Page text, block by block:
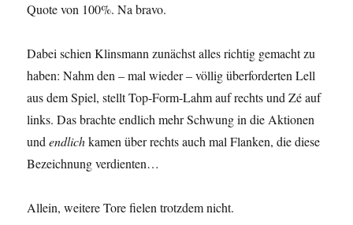
Quote von 100%. Na bravo.
Dabei schien Klinsmann zunächst alles richtig gemacht zu
haben: Nahm den – mal wieder – völlig überforderten Lell
aus dem Spiel, stellt Top-Form-Lahm auf rechts und Zé auf
links. Das brachte endlich mehr Schwung in die Aktionen
undendlichkamen über rechts auch mal Flanken, die diese
Bezeichnung verdienten…
Allein, weitere Tore fielen trotzdem nicht.